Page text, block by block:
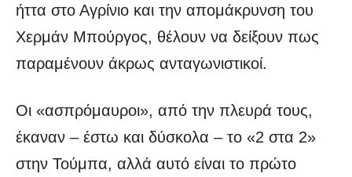
ήττα στο Αγρίνιο και την απομάκρυνση του
Χερμάν Μπούργος, θέλουν να δείξουν πως
παραμένουν άκρως ανταγωνιστικοί.
Οι «ασπρόμαυροι», από την πλευρά τους,
έκαναν – έστω και δύσκολα – το «2 στα 2»
στην Τούμπα, αλλά αυτό είναι το πρώτο